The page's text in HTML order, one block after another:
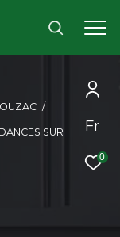
Fr
0
SUR